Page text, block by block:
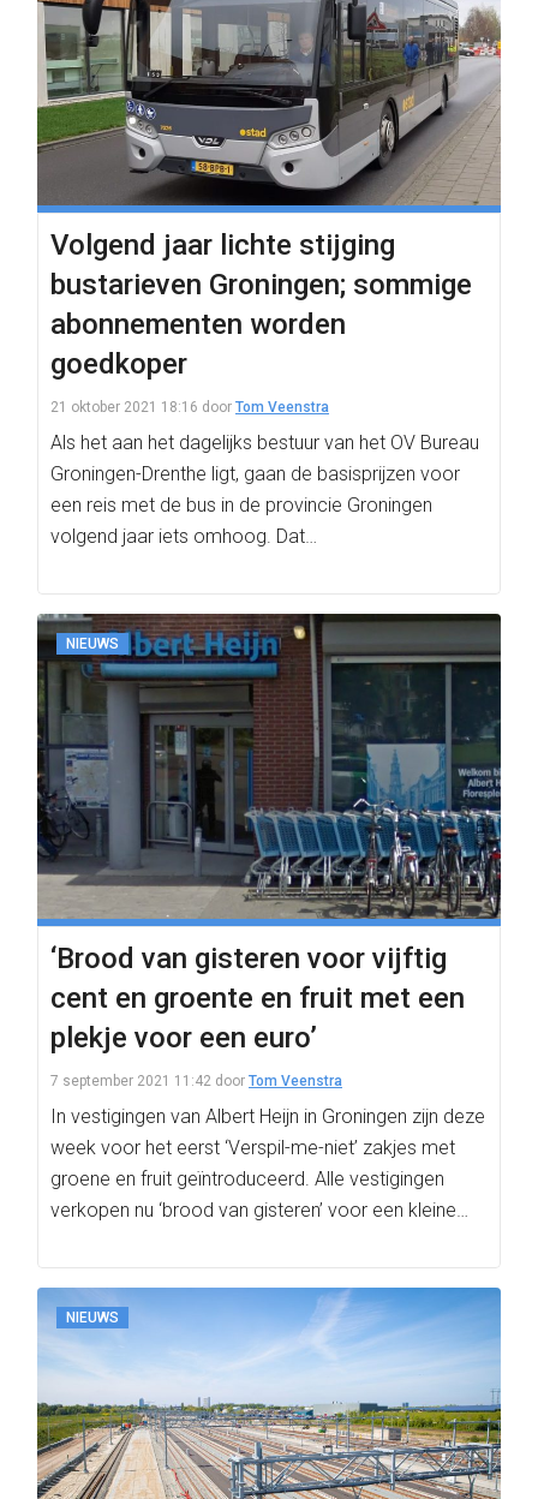
Volgend jaar lichte stijging
bustarieven Groningen; sommige
abonnementen worden
goedkoper
21 oktober 2021 18:16 door Tom Veenstra
Als het aan het dagelijks bestuur van het OV Bureau
Groningen-Drenthe ligt, gaan de basisprijzen voor
een reis met de bus in de provincie Groningen
volgend jaar iets omhoog. Dat…
NIEUWS
‘Brood van gisteren voor vijftig
cent en groente en fruit met een
plekje voor een euro’
7 september 2021 11:42 door Tom Veenstra
In vestigingen van Albert Heijn in Groningen zijn deze
week voor het eerst ‘Verspil-me-niet’ zakjes met
groene en fruit geïntroduceerd. Alle vestigingen
verkopen nu ‘brood van gisteren’ voor een kleine…
NIEUWS